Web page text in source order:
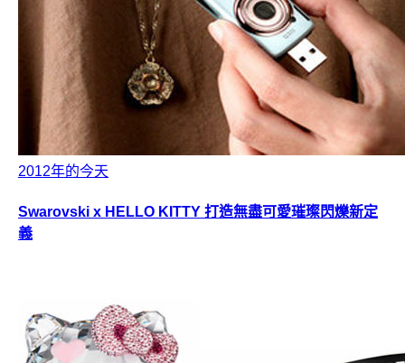
2012年的今天
Swarovski x HELLO KITTY 打造無盡可愛璀璨閃爍新定
義